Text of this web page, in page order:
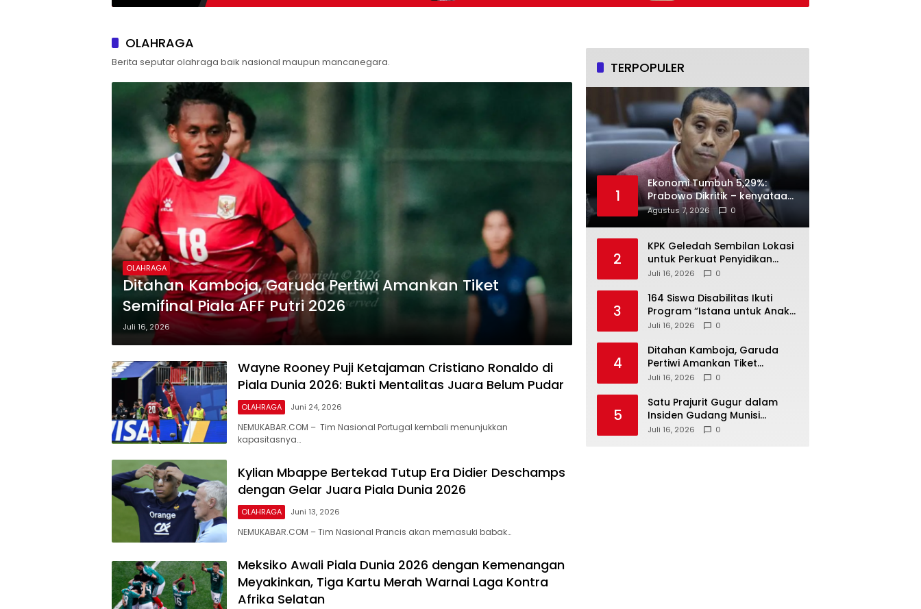
Naik
OLAHRAGA
Berita seputar olahraga baik nasional maupun mancanegara.
OLAHRAGA
Ditahan Kamboja, Garuda Pertiwi Amankan Tiket
Semifinal Piala AFF Putri 2026
Juli 16, 2026
Wayne Rooney Puji Ketajaman Cristiano Ronaldo di
Piala Dunia 2026: Bukti Mentalitas Juara Belum Pudar
OLAHRAGA Juni 24, 2026
NEMUKABAR.COM – Tim Nasional Portugal kembali menunjukkan
kapasitasnya…
Kylian Mbappe Bertekad Tutup Era Didier Deschamps
dengan Gelar Juara Piala Dunia 2026
OLAHRAGA Juni 13, 2026
NEMUKABAR.COM – Tim Nasional Prancis akan memasuki babak…
Meksiko Awali Piala Dunia 2026 dengan Kemenangan
Meyakinkan, Tiga Kartu Merah Warnai Laga Kontra
Afrika Selatan
TERPOPULER
1
Ekonomi Tumbuh 5,29%:
Prabowo Dikritik – kenyataan
Menjawab
Agustus 7, 2026 0
2
KPK Geledah Sembilan Lokasi
untuk Perkuat Penyidikan
Dugaan Pemerasan Bupati
Juli 16, 2026 0
3
164 Siswa Disabilitas Ikuti
Program “Istana untuk Anak
Sekolah”, Kenali Sejarah
Juli 16, 2026 0
4
Ditahan Kamboja, Garuda
Pertiwi Amankan Tiket
Semifinal Piala AFF Putri 2026
Juli 16, 2026 0
5
Satu Prajurit Gugur dalam
Insiden Gudang Munisi
Madiun, TNI AD Dalami
Juli 16, 2026 0